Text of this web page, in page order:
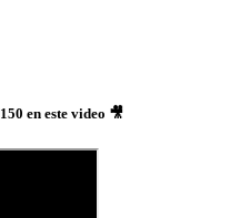
en este video 🎥